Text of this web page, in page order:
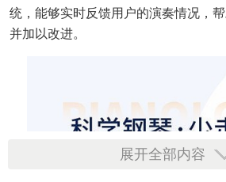
统，能够实时反馈用户的演奏情况，
并加以改进。
展开全部内容